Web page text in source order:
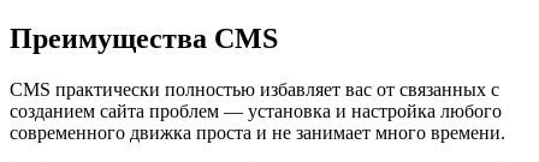
Преимущества CMS
CMS практически полностью избавляет вас от связанных с
созданием сайта проблем — установка и настройка любого
современного движка проста и не занимает много времени.